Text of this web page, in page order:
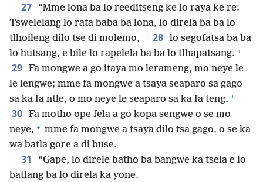
27
“Mme lona ba lo reeditseng ke lo raya ke re:
Tswelelang lo rata baba ba lona, lo direla ba ba lo
tlhoileng dilo tse di molemo, + 28 lo segofatsa ba ba
lo hutsang, e bile lo rapelela ba ba lo tlhapatsang. +
29 Fa mongwe a go itaya mo lerameng, mo neye le
le lengwe; mme fa mongwe a tsaya seaparo sa gago
sa ka fa ntle, o mo neye le seaparo sa ka fa teng. +
30 Fa motho ope fela a go kopa sengwe o se mo
neye, + mme fa mongwe a tsaya dilo tsa gago, o se ka
wa batla gore a di buse.
31
“Gape, lo direle batho ba bangwe ka tsela e lo
batlang ba lo direla ka yone. +